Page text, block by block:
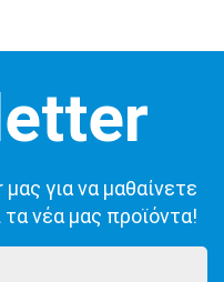
για να μαθαίνετε
νέα μας προϊόντα!